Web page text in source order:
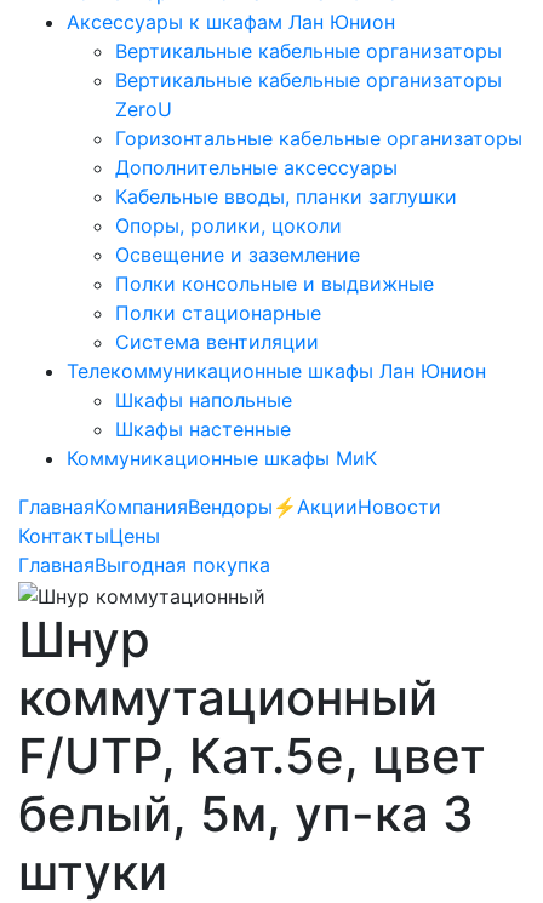
Аксессуары к шкафам Лан Юнион
Вертикальные кабельные организаторы
Вертикальные кабельные организаторы
ZeroU
Горизонтальные кабельные организаторы
Дополнительные аксессуары
Кабельные вводы, планки заглушки
Опоры, ролики, цоколи
Освещение и заземление
Полки консольные и выдвижные
Полки стационарные
Система вентиляции
Телекоммуникационные шкафы Лан Юнион
Шкафы напольные
Шкафы настенные
Коммуникационные шкафы МиК
ГлавнаяКомпанияВендоры ⚡️АкцииНовости
КонтактыЦены
ГлавнаяВыгодная покупка
Шнур
коммутационный
F/UTP, Кат.5e, цвет
белый, 5м, уп-ка 3
штуки